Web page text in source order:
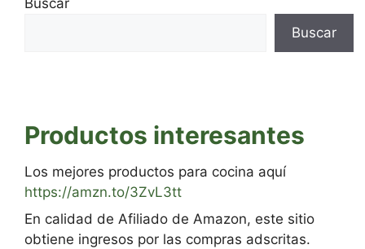
Buscar
Productos interesantes
Los mejores productos para cocina aquí
https://amzn.to/3ZvL3tt
En calidad de Afiliado de Amazon, este sitio
obtiene ingresos por las compras adscritas.